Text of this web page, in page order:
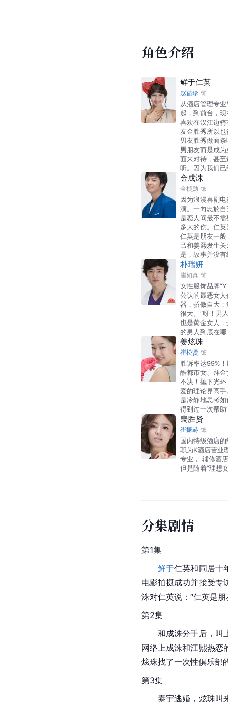
角色介绍
鲜于仁英
赵茹珍 饰
从酒店管理专
起，到前台，
喜欢在汉江边
友金胜秀所以
男友胜秀做面
男朋友而是成
面来对待，甚
听。因为我们
金成洙
金桢勋 饰
因为浪漫喜剧
演。一向忠於
是恋人间最不
多大的伤。仁
仁英是朋友一
己和姜熙发生
是，故事并没
朴瑞妍
崔如真 饰
女性服饰品牌
公认的最恶女
器，骄傲自大
很大。“呀！男
也是黄金女人
的男人到底在
姜炫珠
崔松贤 饰
胜诉率达99%
酷都市女、拜
不决！抛下光
爱的理论界高
是冷静地思考
得到过一次帮
裴胜贤
崔振赫 饰
国内特级酒店
职为K酒店营业
专业， 辅修酒
但是随着“理想
分集剧情
第1集
鲜于仁英和同居十
电影拍摄成功并接受专
洙对仁英说：“仁英是
第2集
和成洙分手后，叫上
网络上成洙和江熙热恋
炫珠找了一次性俱乐部
第3集
泰宇逃婚，炫珠叫来